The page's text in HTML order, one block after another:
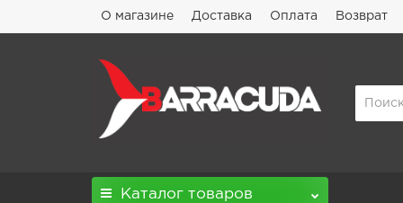
О магазине Доставка Оплата Возврат
Каталог товаров